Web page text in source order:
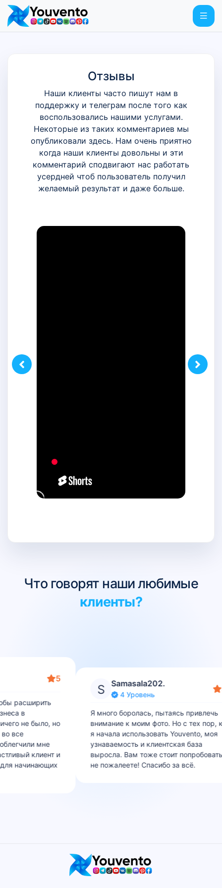
Отзывы
Наши клиенты часто пишут нам в
поддержку и телеграм после того как
воспользовались нашими услугами.
Некоторые из таких комментариев мы
опубликовали здесь. Нам очень приятно
когда наши клиенты довольны и эти
комментарий сподвигают нас работать
усердней чтоб пользователь получил
желаемый результат и даже больше.
Что говорят наши любимые
клиенты?
5
расширить
в
не было, но
все
мне
клиент и
начинающих
S Samasala202.
4 Уровень
Я много боролась, пытаясь привлечь
внимание к моим фото. Но с тех пор,
я начала использовать Youvento, моя
узнаваемость и клиентская база
выросла. Вам тоже стоит
не пожалеете! Спасибо за всё.